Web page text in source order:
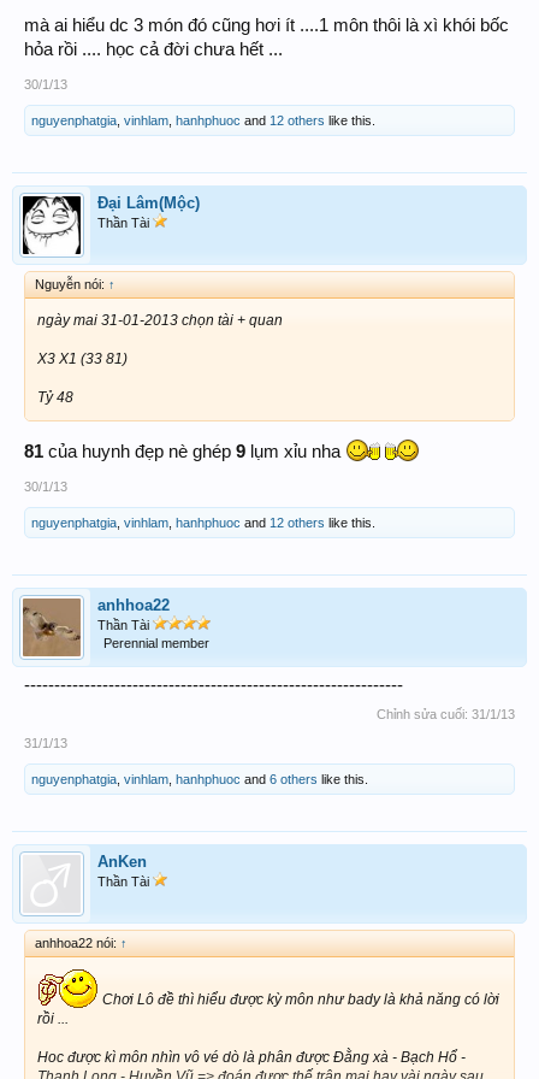
mà ai hiểu dc 3 món đó cũng hơi ít ....1 môn thôi là xì khói bốc
hỏa rồi .... học cả đời chưa hết ...
30/1/13
nguyenphatgia vinhlam hanhphuoc and 12 others like this.
Đại Lâm(Mộc)
Thần Tài
Nguyễn nói: ↑
ngày mai 31-01-2013 chọn tài + quan
X3 X1 (33 81)
Tỷ 48
81 của huynh đẹp nè ghép 9 lụm xỉu nha
30/1/13
nguyenphatgia vinhlam hanhphuoc and 12 others like this.
anhhoa22
Thần Tài
Perennial member
---------------------------------------------------------------
Chỉnh sửa cuối: 31/1/13
31/1/13
nguyenphatgia vinhlam hanhphuoc and 6 others like this.
AnKen
Thần Tài
anhhoa22 nói: ↑
Chơi Lô đề thì hiểu được kỳ môn như bady là khả năng có lời
rồi ...
Hoc được kì môn nhìn vô vé dò là phân được Đằng xà - Bạch Hổ -